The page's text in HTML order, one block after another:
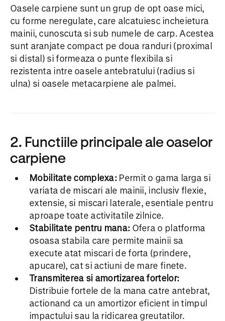
Oasele carpiene sunt un grup de opt oase mici,
cu forme neregulate, care alcatuiesc incheietura
mainii, cunoscuta si sub numele de carp. Acestea
sunt aranjate compact pe doua randuri (proximal
si distal) si formeaza o punte flexibila si
rezistenta intre oasele antebratului (radius si
ulna) si oasele metacarpiene ale palmei.
2. Functiile principale ale oaselor
carpiene
Mobilitate complexa:Permit o gama larga si
variata de miscari ale mainii, inclusiv flexie,
extensie, si miscari laterale, esentiale pentru
aproape toate activitatile zilnice.
Stabilitate pentru mana:Ofera o platforma
osoasa stabila care permite mainii sa
execute atat miscari de forta (prindere,
apucare), cat si actiuni de mare finete.
Transmiterea si amortizarea fortelor:
Distribuie fortele de la mana catre antebrat,
actionand ca un amortizor eficient in timpul
impactului sau la ridicarea greutatilor.